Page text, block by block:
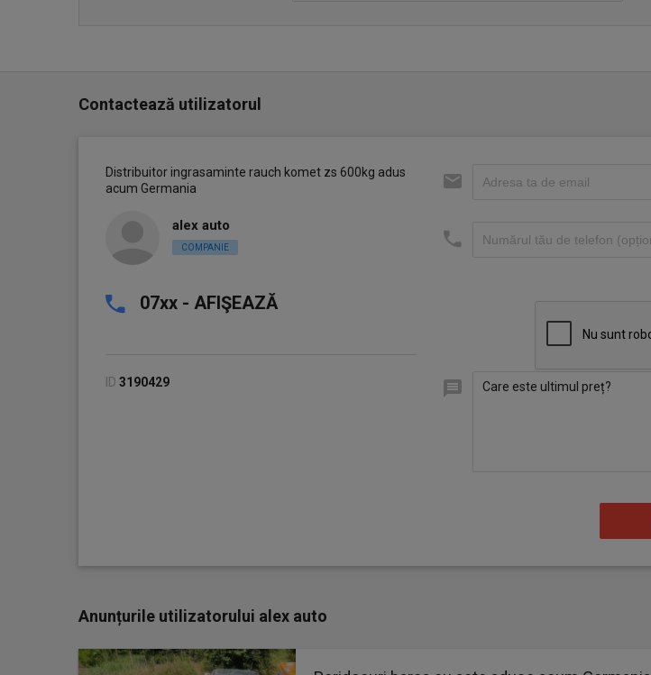
Contactează utilizatorul
Distribuitor ingrasaminte rauch komet zs 600kg adus
acum Germania
alex auto
COMPANIE
07xx - AFIŞEAZĂ
ID 3190429
Anunțurile utilizatorului alex auto